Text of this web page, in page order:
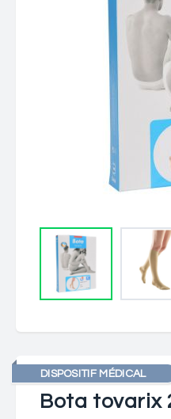
DISPOSITIF MÉDICAL
Bota tovarix